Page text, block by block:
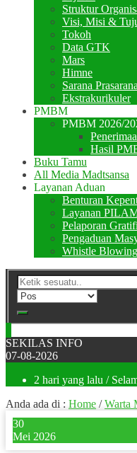
Struktur
Visi, Misi &
Tokoh
Data GTK
Mars
Himne
Sarana Prasarana
Ekstrakurikuler
PMBM
PMBM 2026/
Hasil
Buku Tamu
All Media Madtsansa
Layanan Aduan
Benturan
Layanan
Pelaporan
Pengaduan
Whistle
SEKILAS INFO
07-08-2026
2 hari yang lalu /
Anda ada di : Home /Warta
30
Mei 2026